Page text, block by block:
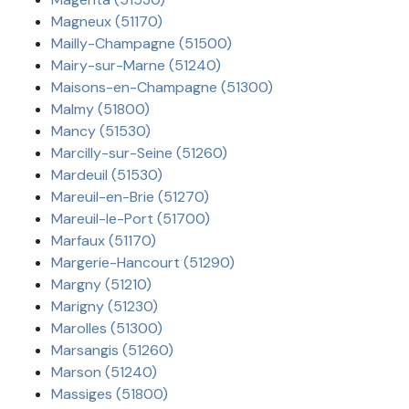
Magneux (51170)
Mailly-Champagne (51500)
Mairy-sur-Marne (51240)
Maisons-en-Champagne (51300)
Malmy (51800)
Mancy (51530)
Marcilly-sur-Seine (51260)
Mardeuil (51530)
Mareuil-en-Brie (51270)
Mareuil-le-Port (51700)
Marfaux (51170)
Margerie-Hancourt (51290)
Margny (51210)
Marigny (51230)
Marolles (51300)
Marsangis (51260)
Marson (51240)
Massiges (51800)